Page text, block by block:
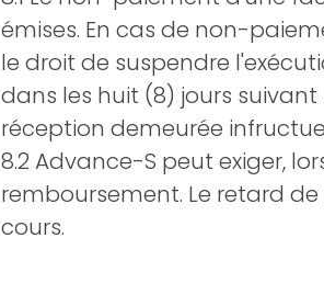
émises. En cas de non-
le droit de suspendre
dans les huit (8) jours
réception demeurée
8.2 Advance-S peut exiger,
remboursement. Le retard
cours.